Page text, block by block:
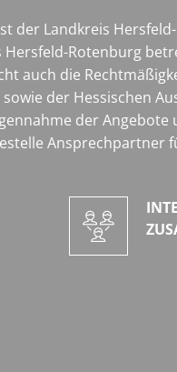
der Landkreis
Hersfeld-Rotenburg
auch die
sowie der Hessischen
der